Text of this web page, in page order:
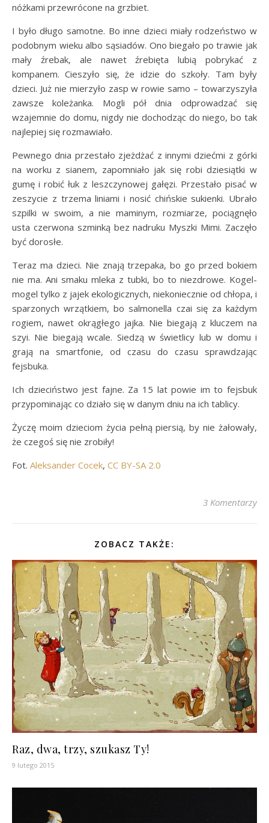
nóżkami przewrócone na grzbiet.
I było długo samotne. Bo inne dzieci miały rodzeństwo w
podobnym wieku albo sąsiadów. Ono biegało po trawie jak
mały źrebak, ale nawet źrebięta lubią pobrykać z
kompanem. Cieszyło się, że idzie do szkoły. Tam były
dzieci. Już nie mierzyło zasp w rowie samo – towarzyszyła
zawsze koleżanka. Mogli pół dnia odprowadzać się
wzajemnie do domu, nigdy nie dochodząc do niego, bo tak
najlepiej się rozmawiało.
Pewnego dnia przestało zjeżdżać z innymi dziećmi z górki
na worku z sianem, zapomniało jak się robi dziesiątki w
gumę i robić łuk z leszczynowej gałęzi. Przestało pisać w
zeszycie z trzema liniami i nosić chińskie sukienki. Ubrało
szpilki w swoim, a nie maminym, rozmiarze, pociągnęło
usta czerwona szminką bez nadruku Myszki Mimi. Zaczęło
być dorosłe.
Teraz ma dzieci. Nie znają trzepaka, bo go przed bokiem
nie ma. Ani smaku mleka z tubki, bo to niezdrowe. Kogel-
mogel tylko z jajek ekologicznych, niekoniecznie od chłopa, i
sparzonych wrzątkiem, bo salmonella czai się za każdym
rogiem, nawet okrągłego jajka. Nie biegają z kluczem na
szyi. Nie biegają wcale. Siedzą w świetlicy lub w domu i
grają na smartfonie, od czasu do czasu sprawdzając
fejsbuka.
Ich dzieciństwo jest fajne. Za 15 lat powie im to fejsbuk
przypominając co działo się w danym dniu na ich tablicy.
Życzę moim dzieciom życia pełną piersią, by nie żałowały,
że czegoś się nie zrobiły!
Fot. Aleksander Cocek, CC BY-SA 2.0
3 Komentarzy
ZOBACZ TAKŻE:
Raz, dwa, trzy, szukasz Ty!
9 lutego 2015